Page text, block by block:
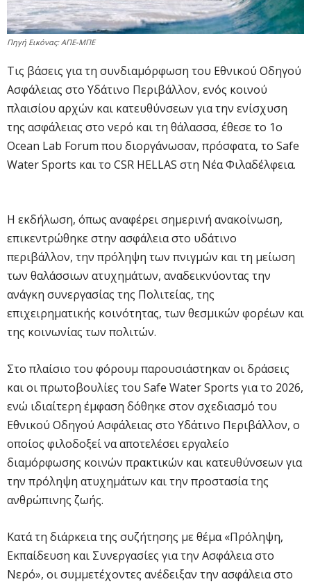
Πηγή Εικόνας: ΑΠΕ-ΜΠΕ
Τις βάσεις για τη συνδιαμόρφωση του Εθνικού Οδηγού
Ασφάλειας στο Υδάτινο Περιβάλλον, ενός κοινού
πλαισίου αρχών και κατευθύνσεων για την ενίσχυση
της ασφάλειας στο νερό και τη θάλασσα, έθεσε το 1ο
Ocean Lab Forum που διοργάνωσαν, πρόσφατα, το Safe
Water Sports και το CSR HELLAS στη Νέα Φιλαδέλφεια.
Η εκδήλωση, όπως αναφέρει σημερινή ανακοίνωση,
επικεντρώθηκε στην ασφάλεια στο υδάτινο
περιβάλλον, την πρόληψη των πνιγμών και τη μείωση
των θαλάσσιων ατυχημάτων, αναδεικνύοντας την
ανάγκη συνεργασίας της Πολιτείας, της
επιχειρηματικής κοινότητας, των θεσμικών φορέων και
της κοινωνίας των πολιτών.
Στο πλαίσιο του φόρουμ παρουσιάστηκαν οι δράσεις
και οι πρωτοβουλίες του Safe Water Sports για το 2026,
ενώ ιδιαίτερη έμφαση δόθηκε στον σχεδιασμό του
Εθνικού Οδηγού Ασφάλειας στο Υδάτινο Περιβάλλον, ο
οποίος φιλοδοξεί να αποτελέσει εργαλείο
διαμόρφωσης κοινών πρακτικών και κατευθύνσεων για
την πρόληψη ατυχημάτων και την προστασία της
ανθρώπινης ζωής.
Κατά τη διάρκεια της συζήτησης με θέμα «Πρόληψη,
Εκπαίδευση και Συνεργασίες για την Ασφάλεια στο
Νερό», οι συμμετέχοντες ανέδειξαν την ασφάλεια στο